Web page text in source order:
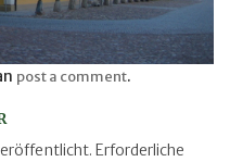
post a comment.
Erforderliche